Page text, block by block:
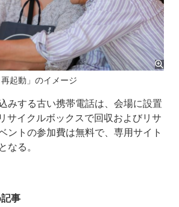
再起動」のイメージ
みする古い携帯電話は、会場に設置
サイクルボックスで回収およびリサ
ントの参加費は無料で、専用サイト
なる。
事